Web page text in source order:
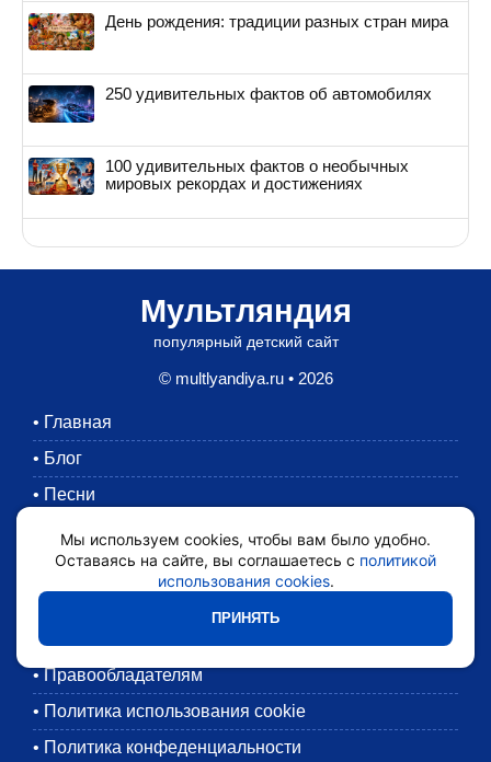
День рождения: традиции разных стран мира
250 удивительных фактов об автомобилях
100 удивительных фактов о необычных
мировых рекордах и достижениях
Мультляндия
популярный детский сайт
© multlyandiya.ru • 2026
• Главная
• Блог
• Песни
Раскраски
Картинки
•
•
• Правообладателям
• Политика использования cookie
• Политика конфеденциальности
Мы используем cookies, чтобы вам было удобно.
Оставаясь на сайте, вы соглашаетесь с политикой
использования cookies.
ПРИНЯТЬ